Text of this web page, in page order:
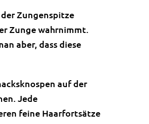
Zungenspitze
Zunge wahrnimmt.
aber, dass diese
auf der
Jede
feine Haarfortsätze